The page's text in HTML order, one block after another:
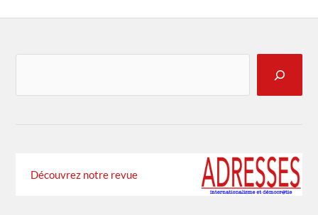
Découvrez notre revue